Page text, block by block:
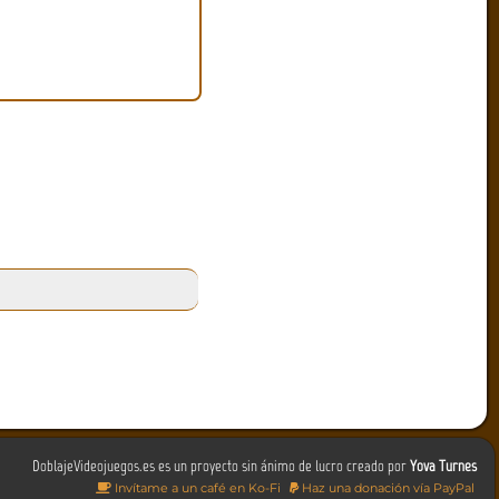
DoblajeVideojuegos.es es un proyecto sin ánimo de lucro creado porYova Turnes
Invítame a un café en Ko-Fi Haz una donación vía PayPal